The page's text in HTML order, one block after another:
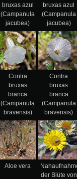
bruxas azul
(Campanula
jacubea)
bruxas azul
(Campanula
jacubea)
Contra
bruxas
branca
(Campanula
bravensis)
Contra
bruxas
branca
(Campanula
bravensis)
Aloe vera
der Blüte von